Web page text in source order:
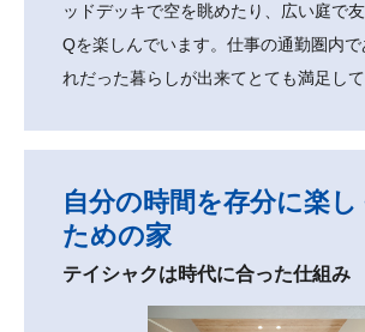
ッドデッキで空を眺めたり、広い庭で
Qを楽しんでいます。仕事の通勤圏内
れだった暮らしが出来てとても満足して
自分の時間を存分に楽
ための家
テイシャクは時代に合った仕組み